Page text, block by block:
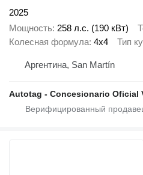
2025
Мощность 258 л.с. (190 кВт)
Колесная формула 4x4 Тип
Аргентина, San Martín
Autotag - Concesionario Oficial